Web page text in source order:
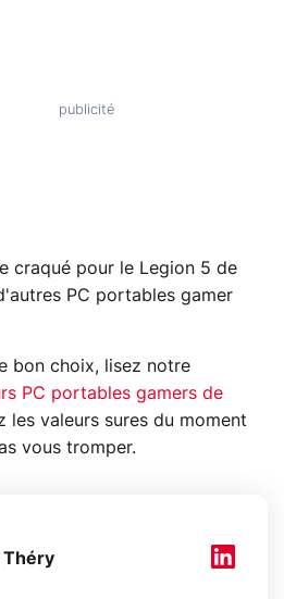
craqué pour le Legion 5 de
PC portables gamer
bon choix, lisez notre
PC portables gamers de
les valeurs sures du moment
vous tromper.
Théry